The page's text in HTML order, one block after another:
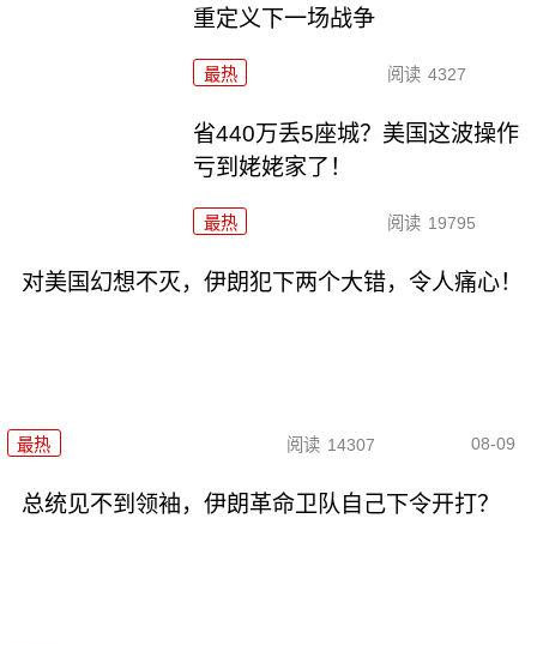
重定义下一场战争
最热 阅读 4327
省440万丢5座城？美国这波操作
亏到姥姥家了！
最热 阅读 19795
对美国幻想不灭，伊朗犯下两个大错，令人痛心！
最热 阅读 14307 08-09
总统见不到领袖，伊朗革命卫队自己下令开打？